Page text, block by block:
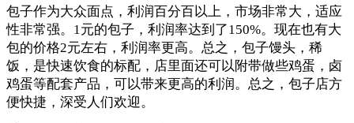
包子作为大众面点，利润百分百以上，市场非常大，适应
性非常强。1元的包子，利润率达到了150%。现在也有大
包的价格2元左右，利润率更高。总之，包子馒头，稀
饭，是快速饮食的标配，店里面还可以附带做些鸡蛋，卤
鸡蛋等配套产品，可以带来更高的利润。总之，包子店方
便快捷，深受人们欢迎。